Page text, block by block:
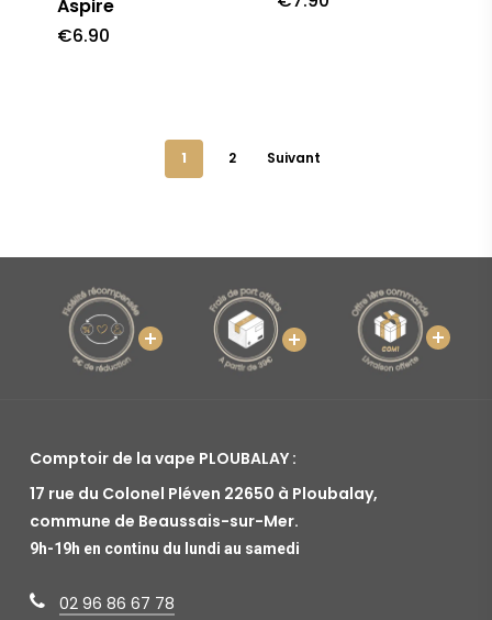
Aspire
€6.90
1 2 Suivant
Comptoir de la vape PLOUBALAY :
17 rue du Colonel Pléven 22650 à Ploubalay,
commune de Beaussais-sur-Mer.
9h-19h en continu du lundi au samedi
02 96 86 67 78